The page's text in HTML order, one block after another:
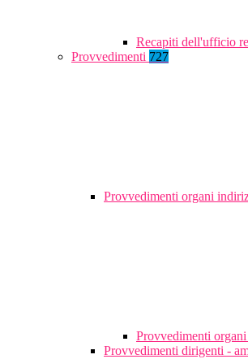
Recapiti dell'ufficio
Provvedimenti 727
Provvedimenti organi
Provvedimenti
Provvedimenti dirigenti -